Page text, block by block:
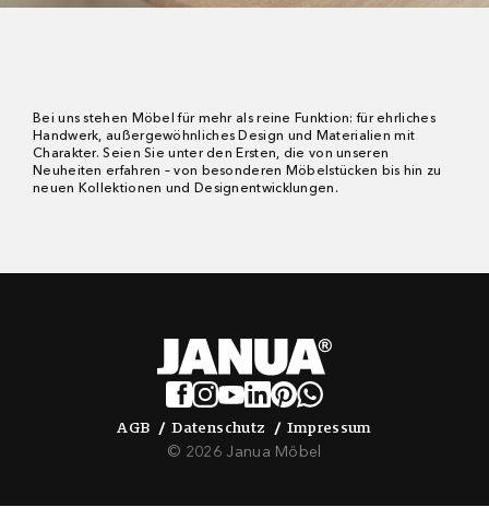
Bei uns stehen Möbel für mehr als reine Funktion: für ehrliches
Handwerk, außergewöhnliches Design und Materialien mit
Charakter. Seien Sie unter den Ersten, die von unseren
Neuheiten erfahren – von besonderen Möbelstücken bis hin zu
neuen Kollektionen und Designentwicklungen.
AGB
Datenschutz
Datenschutz
Impressum
Impressum
© 2026 Janua Möbel